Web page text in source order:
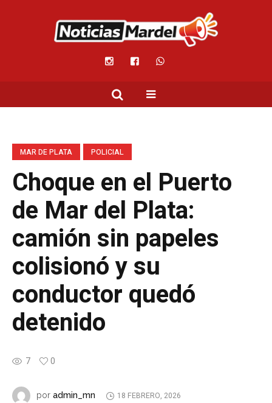
MAR DE PLATA POLICIAL
Choque en el Puerto
de Mar del Plata:
camión sin papeles
colisionó y su
conductor quedó
detenido
7 0
por admin_mn 18 FEBRERO, 2026